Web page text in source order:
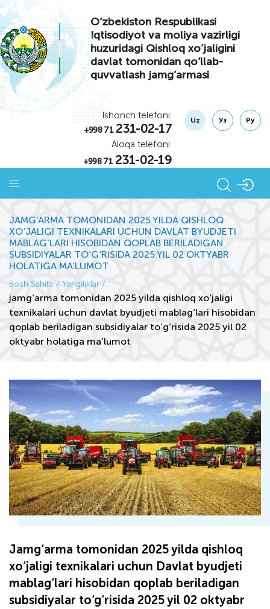
O’zbekiston Respublikasi
Iqtisodiyot va moliya vazirligi
huzuridagi Qishloq xo’jaligini
davlat tomonidan qo’llab-
quvvatlash jamg’armasi
Ishonch telefoni:
+998 71231-02-17
Aloqa telefoni:
+998 71231-02-19
Uz Уз Ру
JAMG‘ARMA TOMONIDAN 2025 YILDA QISHLOQ
XO‘JALIGI TEXNIKALARI UCHUN DAVLAT BYUDJETI
MABLAG‘LARI HISOBIDAN QOPLAB BERILADIGAN
SUBSIDIYALAR TO‘G‘RISIDA 2025 YIL 02 OKTYABR
HOLATIGA MA’LUMOT
Bosh Sahifa Yangiliklar
jamg‘arma tomonidan 2025 yilda qishloq xo‘jaligi
texnikalari uchun davlat byudjeti mablag‘lari hisobidan
qoplab beriladigan subsidiyalar to‘g‘risida 2025 yil 02
oktyabr holatiga ma’lumot
Jamg‘arma tomonidan 2025 yilda qishloq
xo‘jaligi texnikalari uchun Davlat byudjeti
mablag‘lari hisobidan qoplab beriladigan
subsidiyalar to‘g‘risida 2025 yil 02 oktyabr